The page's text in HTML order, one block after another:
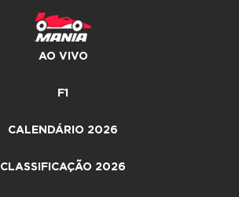
AO VIVO
F1
CALENDÁRIO 2026
CLASSIFICAÇÃO 2026